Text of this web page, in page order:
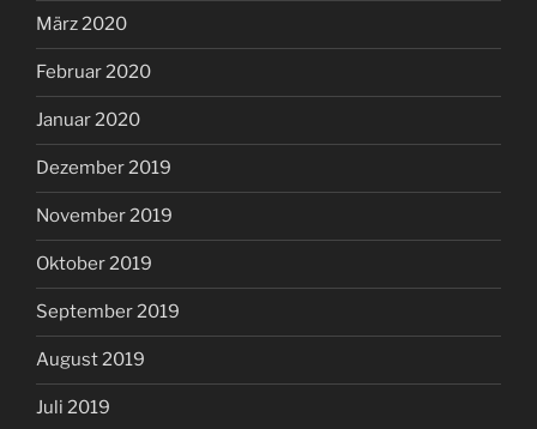
März 2020
Februar 2020
Januar 2020
Dezember 2019
November 2019
Oktober 2019
September 2019
August 2019
Juli 2019